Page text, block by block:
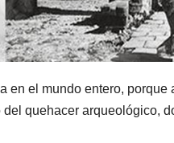
en el mundo entero, porque
quehacer arqueológico,